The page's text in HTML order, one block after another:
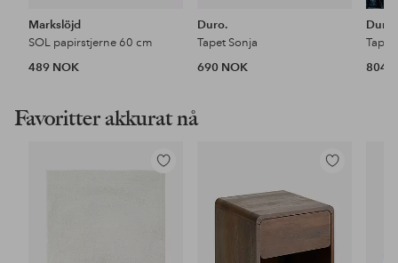
Markslöjd
SOL papirstjerne 60 cm
489 NOK
Duro.
Tapet Sonja
690 NOK
Duro.
804
Favoritter akkurat nå
Legg
Legg
favoritter